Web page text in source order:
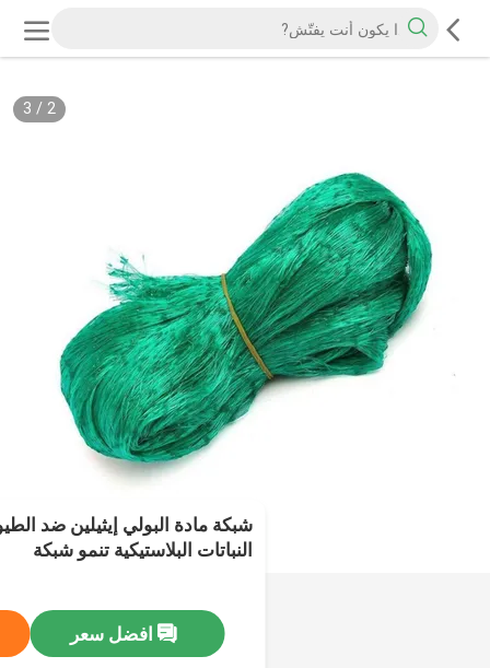
2
/
3
شبكة مادة البولي إيثيلين ضد
النباتات البلاستيكية تنمو شبكة
افضل سعر